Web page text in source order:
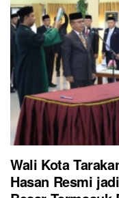
Wali Kota
Hasan Resmi